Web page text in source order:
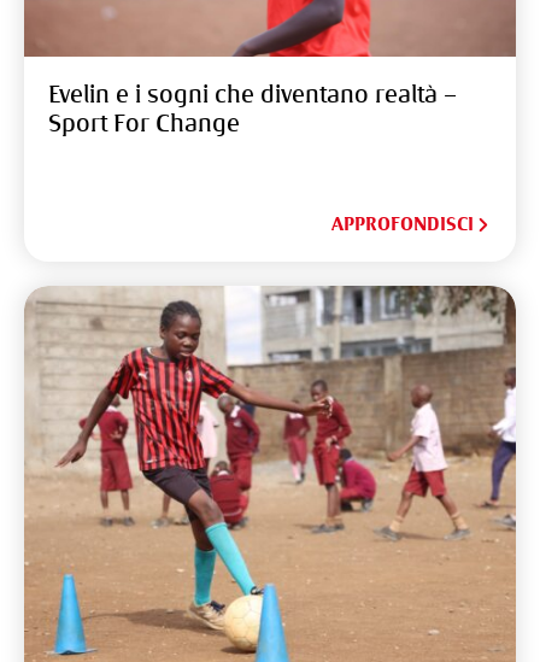
Evelin e i sogni che diventano realtà –
Sport For Change
APPROFONDISCI